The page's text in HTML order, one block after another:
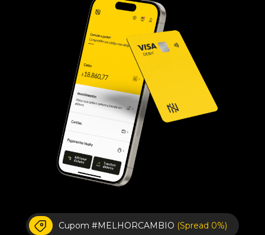
Cupom #MELHORCAMBIO (Spread 0%)